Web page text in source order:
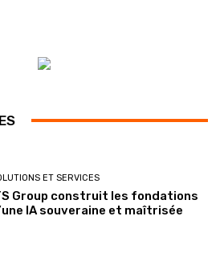
ET SERVICES
Group construit les fondations
IA souveraine et maîtrisée